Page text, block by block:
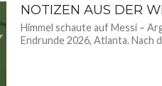
NOTIZEN AUS DER
Himmel schaute auf Messi –
Endrunde 2026, Atlanta. Nach